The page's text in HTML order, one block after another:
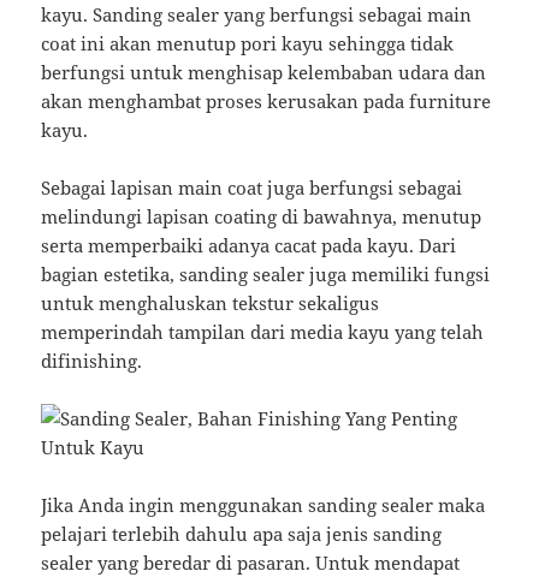
kayu. Sanding sealer yang berfungsi sebagai main
coat ini akan menutup pori kayu sehingga tidak
berfungsi untuk menghisap kelembaban udara dan
akan menghambat proses kerusakan pada furniture
kayu.
Sebagai lapisan main coat juga berfungsi sebagai
melindungi lapisan coating di bawahnya, menutup
serta memperbaiki adanya cacat pada kayu. Dari
bagian estetika, sanding sealer juga memiliki fungsi
untuk menghaluskan tekstur sekaligus
memperindah tampilan dari media kayu yang telah
difinishing.
Jika Anda ingin menggunakan sanding sealer maka
pelajari terlebih dahulu apa saja jenis sanding
sealer yang beredar di pasaran. Untuk mendapat